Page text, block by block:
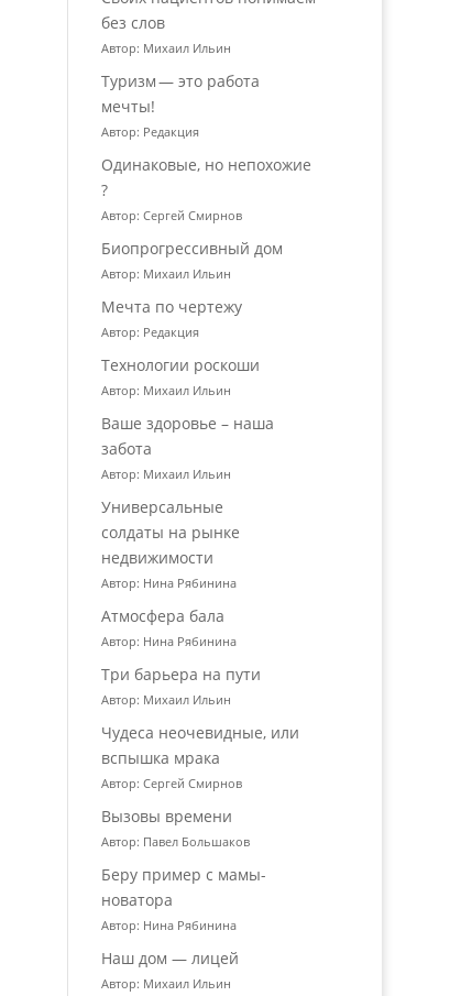
без слов
Автор: Михаил Ильин
Туризм — это работа
мечты!
Автор: Редакция
Одинаковые, но непохожие
?
Автор: Сергей Смирнов
Биопрогрессивный дом
Автор: Михаил Ильин
Мечта по чертежу
Автор: Редакция
Технологии роскоши
Автор: Михаил Ильин
Ваше здоровье – наша
забота
Автор: Михаил Ильин
Универсальные
солдаты на рынке
недвижимости
Автор: Нина Рябинина
Атмосфера бала
Автор: Нина Рябинина
Три барьера на пути
Автор: Михаил Ильин
Чудеса неочевидные, или
вспышка мрака
Автор: Сергей Смирнов
Вызовы времени
Автор: Павел Большаков
Беру пример с мамы-
новатора
Автор: Нина Рябинина
Наш дом — лицей
Автор: Михаил Ильин